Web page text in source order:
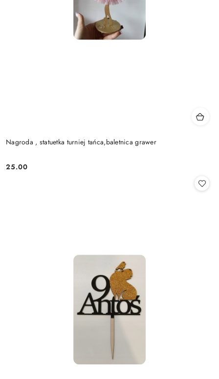
Nagroda , statuetka turniej tańca,baletnica grawer
Cena:
25.00